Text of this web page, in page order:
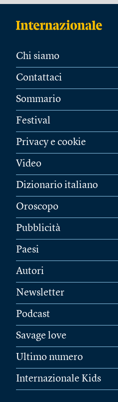
Chi siamo
Contattaci
Sommario
Festival
Privacy e cookie
Video
Dizionario italiano
Oroscopo
Pubblicità
Paesi
Autori
Newsletter
Podcast
Savage love
Ultimo numero
Internazionale Kids